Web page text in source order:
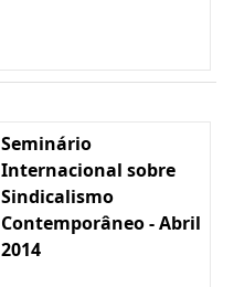
Seminário
Internacional sobre
Sindicalismo
Contemporâneo - Abril
2014